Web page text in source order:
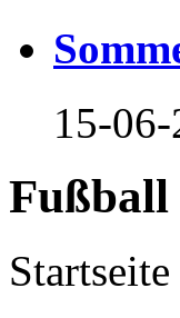
15-
Fußball